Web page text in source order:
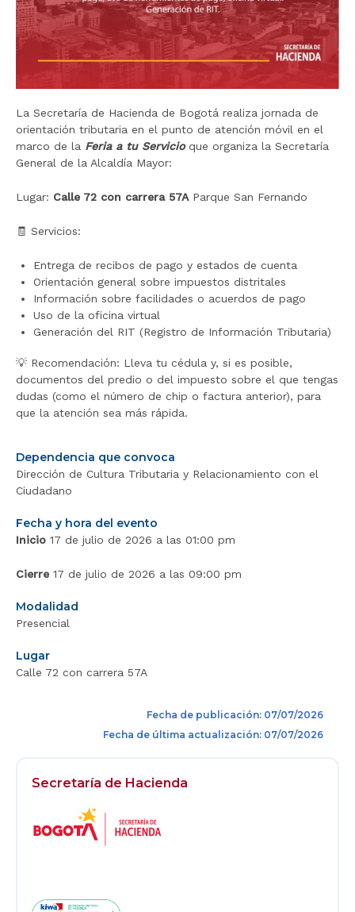
La Secretaría de Hacienda de Bogotá realiza jornada de
orientación tributaria en el punto de atención móvil en el
marco de la Feria a tu Servicioque organiza la Secretaría
General de la Alcaldía Mayor:
Lugar: Calle 72 con carrera 57A Parque San Fernando
🧾 Servicios:
Entrega de recibos de pago y estados de cuenta
Orientación general sobre impuestos distritales
Información sobre facilidades o acuerdos de pago
Uso de la oficina virtual
Generación del RIT (Registro de Información Tributaria)
💡 Recomendación: Lleva tu cédula y, si es posible,
documentos del predio o del impuesto sobre el que tengas
dudas (como el número de chip o factura anterior), para
que la atención sea más rápida.
Dependencia que convoca
Dirección de Cultura Tributaria y Relacionamiento con el
Ciudadano
Fecha y hora del evento
Inicio 17 de julio de 2026 a las 01:00 pm
Cierre 17 de julio de 2026 a las 09:00 pm
Modalidad
Presencial
Lugar
Calle 72 con carrera 57A
Fecha de publicación: 07/07/2026
Fecha de última actualización: 07/07/2026
Secretaría de Hacienda